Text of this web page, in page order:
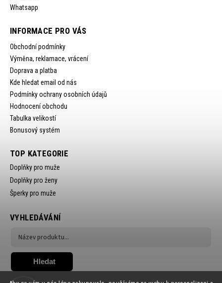
Whatsapp
INFORMACE PRO VÁS
Obchodní podmínky
Výměna, reklamace, vrácení
Doprava a platba
Kde hledat email od nás
Podmínky ochrany osobních údajů
Hodnocení obchodu
Tabulka velikostí
Bonusový systém
TOP KATEGORIE
Doplňky pro muže
Doplňky pro ženy
Šperky pro muže
VYHLEDÁVÁNÍ
Hledat